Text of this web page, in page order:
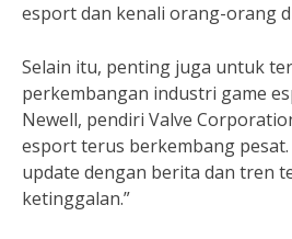
esport dan kenali orang-orang
Selain itu, penting juga untuk
perkembangan industri game
Newell, pendiri Valve
esport terus berkembang
update dengan berita dan tren
ketinggalan.”